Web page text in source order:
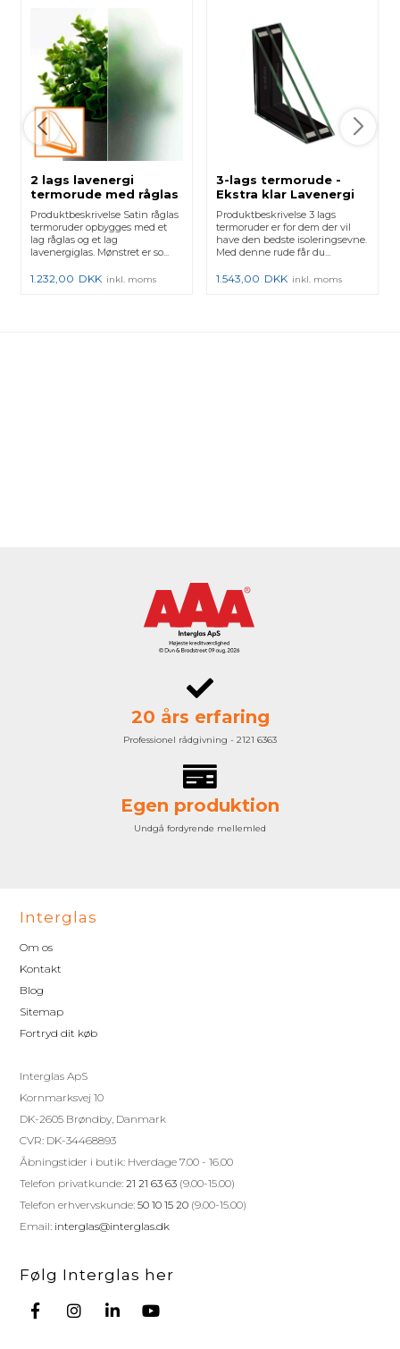
2 lags lavenergi
termorude med råglas
- Satin
Produktbeskrivelse Satin råglas
termoruder opbygges med et
lag råglas og et lag
lavenergiglas. Mønstret er so...
1.232,00 DKK inkl. moms
3-lags termorude -
Ekstra klar Lavenergi
Produktbeskrivelse 3 lags
termoruder er for dem der vil
have den bedste isoleringsevne.
Med denne rude får du...
1.543,00 DKK inkl. moms
20 års erfaring
Professionel rådgivning - 2121 6363
Egen produktion
Undgå fordyrende mellemled
Interglas
Om os
Kontakt
Blog
Sitemap
Fortryd dit køb
Interglas ApS
Kornmarksvej 10
DK-2605 Brøndby, Danmark
CVR: DK-34468893
Åbningstider i butik: Hverdage 7.00 - 16.00
Telefon privatkunde:21 21 63 63 (9.00-15.00)
Telefon erhvervskunde:50 10 15 20 (9.00-15.00)
Email: interglas@interglas.dk
Følg Interglas her